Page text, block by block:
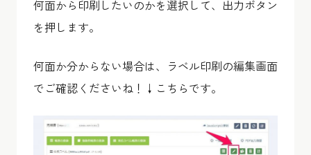
何面から印刷したいのかを選択して、出力ボタン
を押します。
何面か分からない場合は、ラベル印刷の編集画面
でご確認くださいね！↓こちらです。